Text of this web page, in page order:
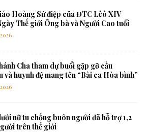
Hoàng Sứ điệp của ĐTC Lêô XIV
Thế giới Ông bà và Người Cao tuổi
Cha tham dự buổi gặp gỡ cầu
và huynh đệ mang tên “Bài ca Hòa bình”
nữ tu chống buôn người đã hỗ trợ 1,2
trên thế giới